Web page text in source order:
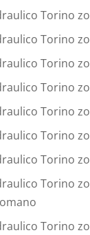
Torino
Torino
Torino
Torino
Torino
Torino
Torino
Torino
Torino